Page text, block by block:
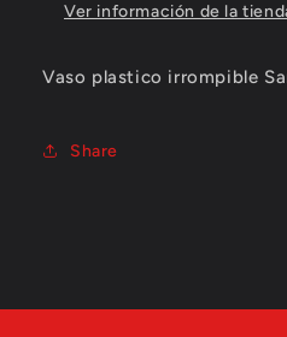
Ver información de la
Vaso plastico irrompible
Share